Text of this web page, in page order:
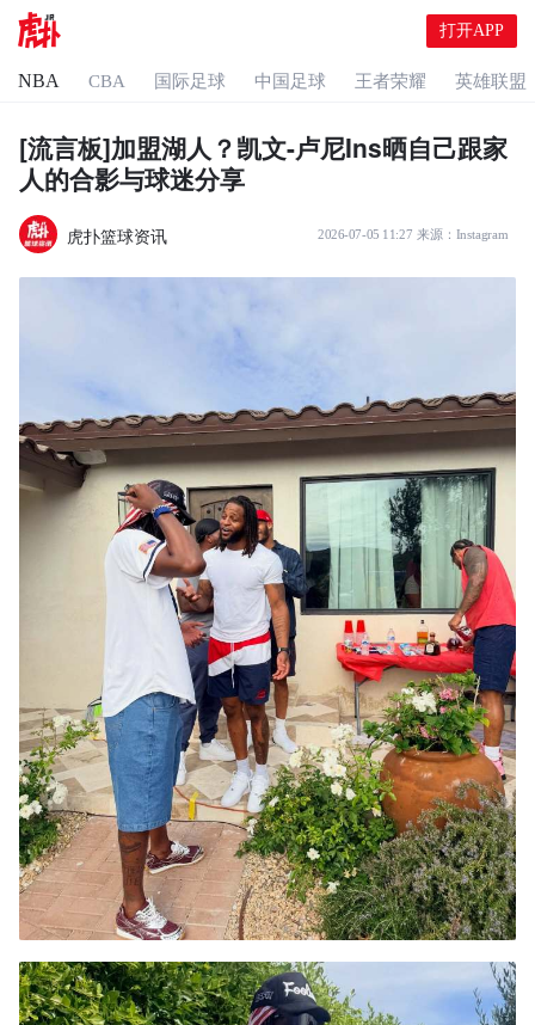
打开APP
NBA CBA 国际足球 中国足球 王者荣耀 英雄联盟
[流言板]加盟湖人？凯文-卢尼Ins晒自己跟家
人的合影与球迷分享
虎扑篮球资讯 2026-07-05 11:27 来源： Instagram